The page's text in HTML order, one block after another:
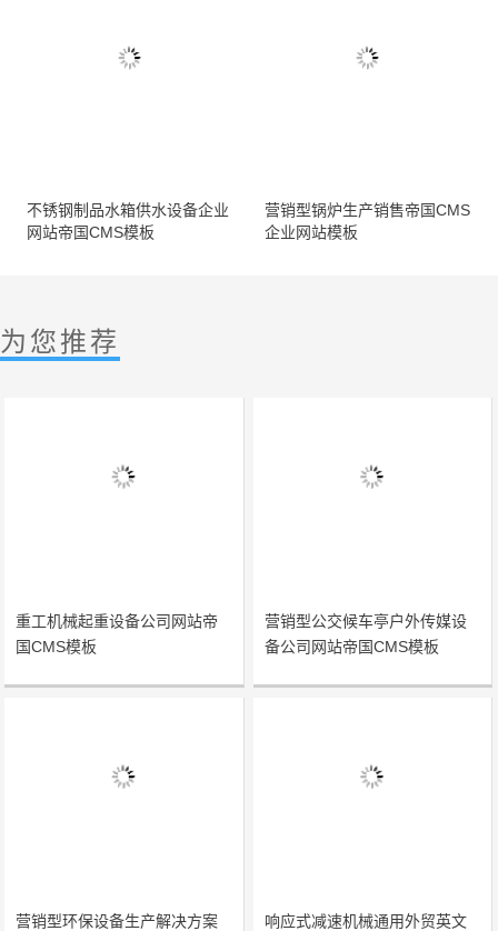
不锈钢制品水箱供水设备企业
网站帝国CMS模板
营销型锅炉生产销售帝国CMS
企业网站模板
为您推荐
重工机械起重设备公司网站帝
国CMS模板
营销型公交候车亭户外传媒设
备公司网站帝国CMS模板
营销型环保设备生产解决方案
响应式减速机械通用外贸英文